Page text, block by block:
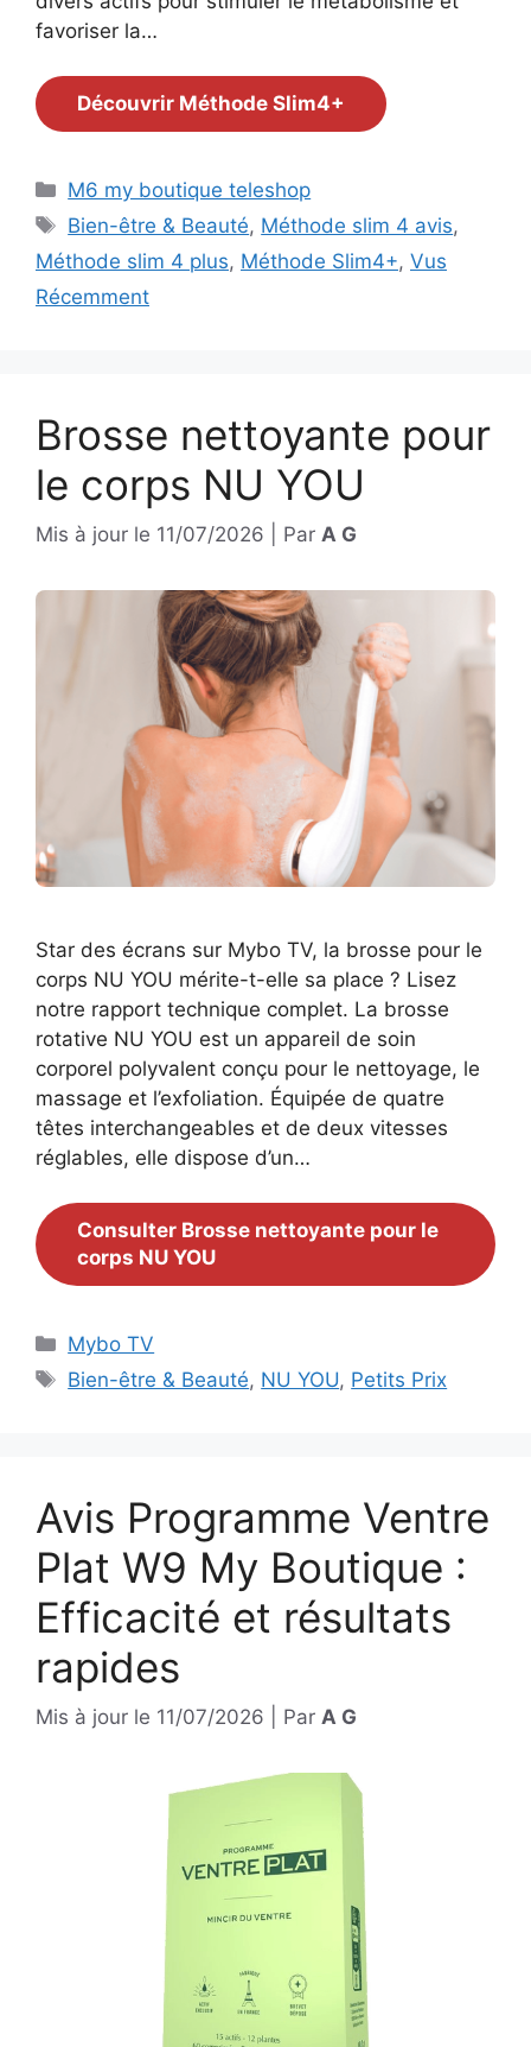
favoriser la…
Découvrir Méthode Slim4+
Catégories
M6 my boutique teleshop
Étiquettes
Bien-être & Beauté, Méthode slim 4 avis,
Méthode slim 4 plus, Méthode Slim4+, Vus
Récemment
Brosse nettoyante pour
le corps NU YOU
Mis à jour le 11/07/2026 Par A G
Star des écrans sur Mybo TV, la brosse pour le
corps NU YOU mérite-t-elle sa place ? Lisez
notre rapport technique complet. La brosse
rotative NU YOU est un appareil de soin
corporel polyvalent conçu pour le nettoyage, le
massage et l’exfoliation. Équipée de quatre
têtes interchangeables et de deux vitesses
réglables, elle dispose d’un…
Consulter Brosse nettoyante pour le
corps NU YOU
Catégories
Mybo TV
Étiquettes
Bien-être & Beauté, NU YOU, Petits Prix
Avis Programme Ventre
Plat W9 My Boutique :
Efficacité et résultats
rapides
Mis à jour le 11/07/2026 Par A G